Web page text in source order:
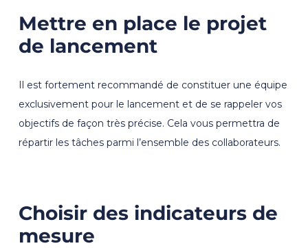
Mettre en place le projet
de lancement
Il est fortement recommandé de constituer une équipe
exclusivement pour le lancement et de se rappeler vos
objectifs de façon très précise. Cela vous permettra de
répartir les tâches parmi l’ensemble des collaborateurs.
Choisir des indicateurs de
mesure